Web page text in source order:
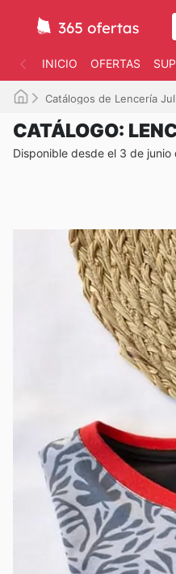
INICIO OFERTAS
Catálogos de Lencería
CATÁLOGO:
Disponible desde el 3 de